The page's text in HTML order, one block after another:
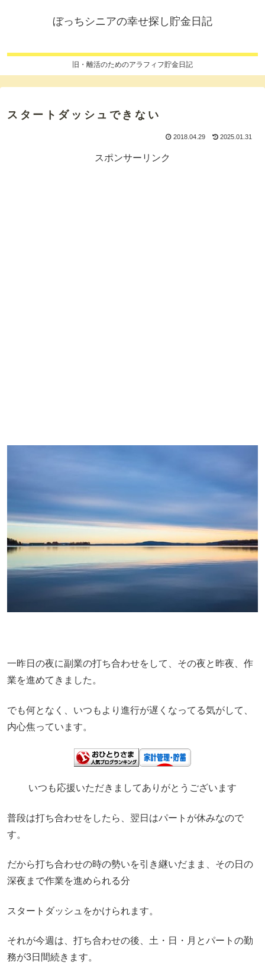
ぼっちシニアの幸せ探し貯金日記
旧・離活のためのアラフィフ貯金日記
スタートダッシュできない
2018.04.29 2025.01.31
スポンサーリンク
一昨日の夜に副業の打ち合わせをして、その夜と昨夜、作
業を進めてきました。
でも何となく、いつもより進行が遅くなってる気がして、
内心焦っています。
いつも応援いただきましてありがとうございます
普段は打ち合わせをしたら、翌日はパートが休みなので
す。
だから打ち合わせの時の勢いを引き継いだまま、その日の
深夜まで作業を進められる分
スタートダッシュをかけられます。
それが今週は、打ち合わせの後、土・日・月とパートの勤
務が3日間続きます。